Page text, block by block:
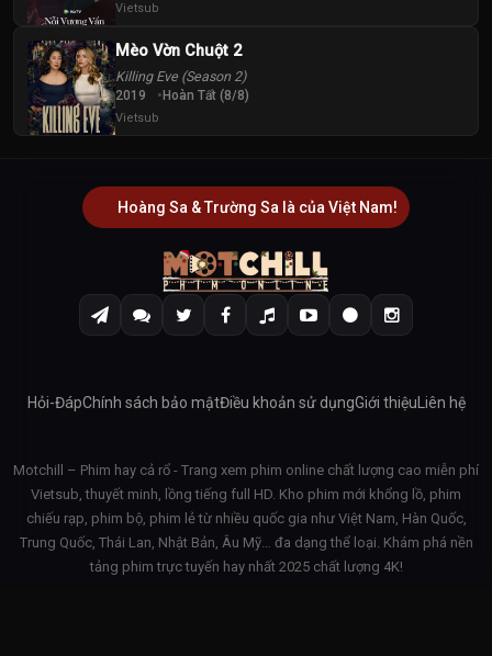
Vietsub
Mèo Vờn Chuột 2
Killing Eve (Season 2)
2019 Hoàn Tất (8/8)
Vietsub
Hoàng Sa & Trường Sa là của Việt Nam!
Hỏi-ĐápChính sách bảo mậtĐiều khoản sử dụngGiới thiệu Liên hệ
Motchill – Phim hay cả rổ - Trang xem phim online chất lượng cao miễn phí
Vietsub, thuyết minh, lồng tiếng full HD. Kho phim mới khổng lồ, phim
chiếu rạp, phim bộ, phim lẻ từ nhiều quốc gia như Việt Nam, Hàn Quốc,
Trung Quốc, Thái Lan, Nhật Bản, Âu Mỹ… đa dạng thể loại. Khám phá nền
tảng phim trực tuyến hay nhất 2025 chất lượng 4K!